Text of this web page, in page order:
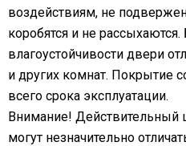
воздействиям, не
коробятся и не
влагоустойчивости двери
и других комнат. Покрытие
всего срока эксплуатации.
Внимание! Действительный
могут незначительно